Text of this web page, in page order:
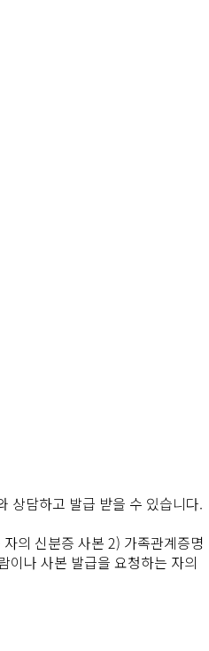
상담하고 발급 받을 수 있습니다.
의 신분증 사본 2) 가족관계증명
이나 사본 발급을 요청하는 자의